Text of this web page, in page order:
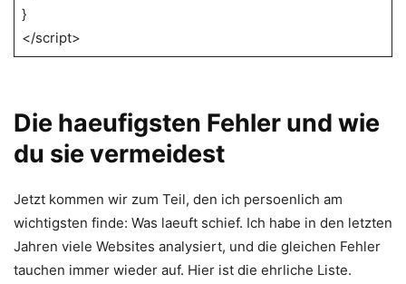
}
</script>
Die haeufigsten Fehler und wie
du sie vermeidest
Jetzt kommen wir zum Teil, den ich persoenlich am
wichtigsten finde: Was laeuft schief. Ich habe in den letzten
Jahren viele Websites analysiert, und die gleichen Fehler
tauchen immer wieder auf. Hier ist die ehrliche Liste.